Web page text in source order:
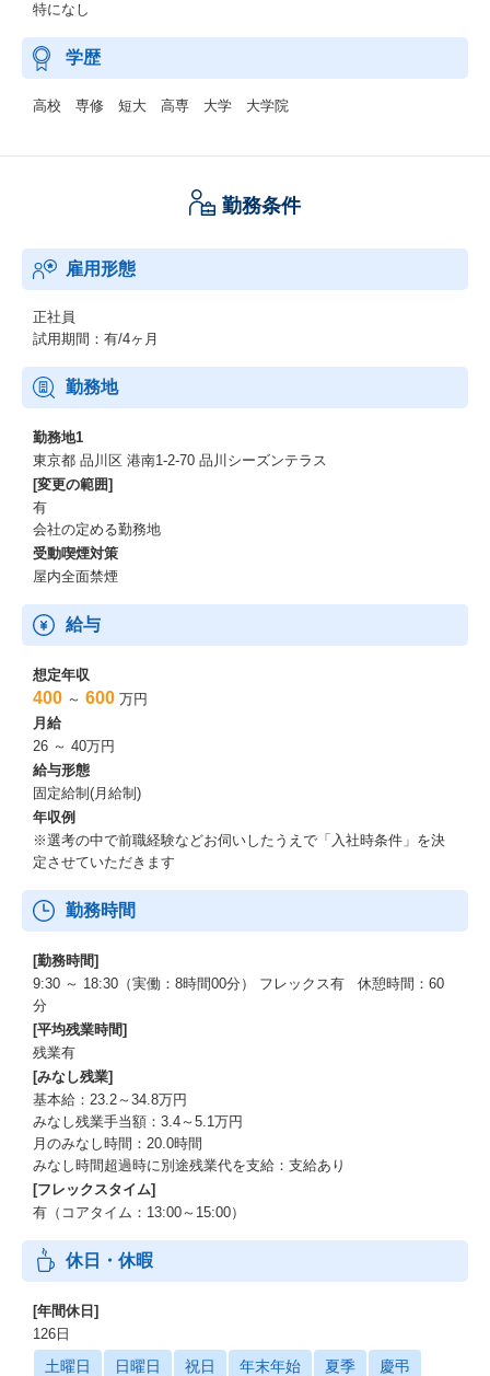
特になし
学歴
高校 専修 短大 高専 大学 大学院
勤務条件
雇用形態
正社員
試用期間：有/4ヶ月
勤務地
勤務地1
東京都 品川区 港南1-2-70 品川シーズンテラス
[変更の範囲]
有
会社の定める勤務地
受動喫煙対策
屋内全面禁煙
給与
想定年収
400 ～ 600 万円
月給
26 ～ 40万円
給与形態
固定給制(月給制)
年収例
※選考の中で前職経験などお伺いしたうえで「入社時条件」を決
定させていただきます
勤務時間
[勤務時間]
9:30 ～ 18:30（実働：8時間00分） フレックス有 休憩時間：60
分
[平均残業時間]
残業有
[みなし残業]
基本給：23.2～34.8万円
みなし残業手当額：3.4～5.1万円
月のみなし時間：20.0時間
みなし時間超過時に別途残業代を支給：支給あり
[フレックスタイム]
有（コアタイム：13:00～15:00）
休日・休暇
[年間休日]
126日
土曜日 日曜日 祝日 年末年始 夏季 慶弔